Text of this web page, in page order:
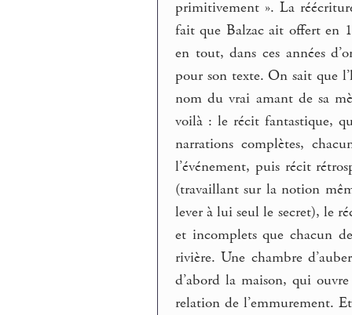
primitivement ». La
fait que Balzac ait offert en
en tout, dans ces années
pour son texte. On sait que
nom du vrai amant de sa
voilà : le récit fantastique,
narrations complètes,
l’événement, puis récit
(travaillant sur la notion
lever à lui seul le secret), le
et incomplets que chacun
rivière. Une chambre
d’abord la maison, qui
relation de l’emmurement.